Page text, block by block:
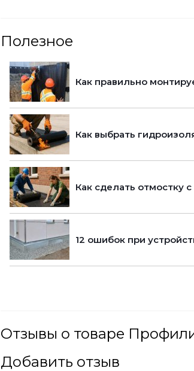
Полезное
Как правильно
Как выбрать
Как сделать отмостку
12 ошибок при
Отзывы о товаре
Добавить отзыв